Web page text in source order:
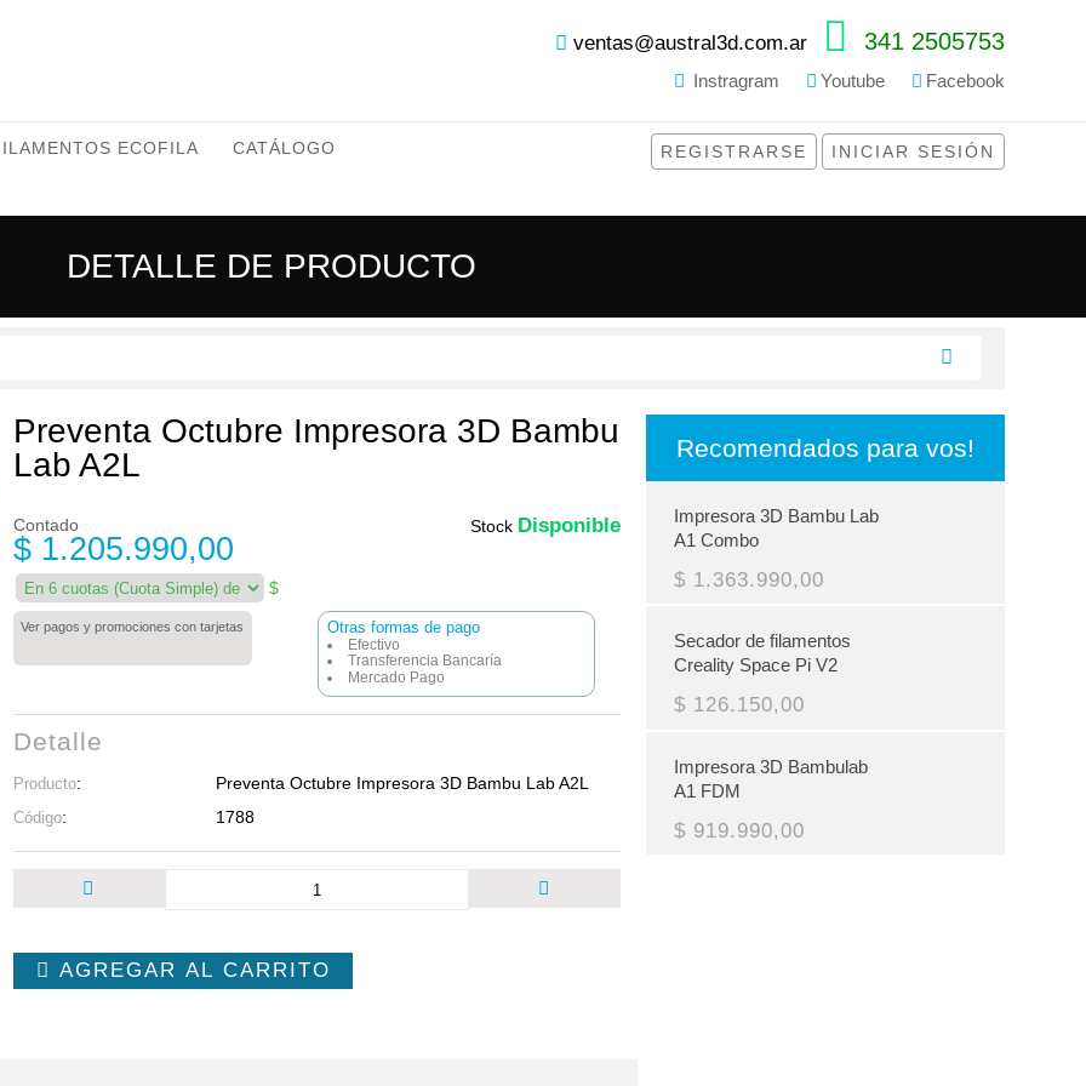
ventas@austral3d.com.ar 341 2505753
Instragram Youtube Facebook
ECOFILA
CATÁLOGO
REGISTRARSE INICIAR SESIÓN
DETALLE DE PRODUCTO
Preventa Octubre Impresora 3D Bambu
Lab A2L
Contado
$ 1.205.990,00
$
Stock Disponible
Ver pagos y promociones con tarjetas
Otras formas de pago
Efectivo
Transferencia Bancaría
Mercado Pago
Detalle
Producto: Preventa Octubre Impresora 3D Bambu Lab A2L
Código: 1788
AGREGAR AL CARRITO
Recomendados para vos!
Impresora 3D Bambu Lab
A1 Combo
$ 1.363.990,00
Secador de filamentos
Creality Space Pi V2
$ 126.150,00
Impresora 3D Bambulab
A1 FDM
$ 919.990,00